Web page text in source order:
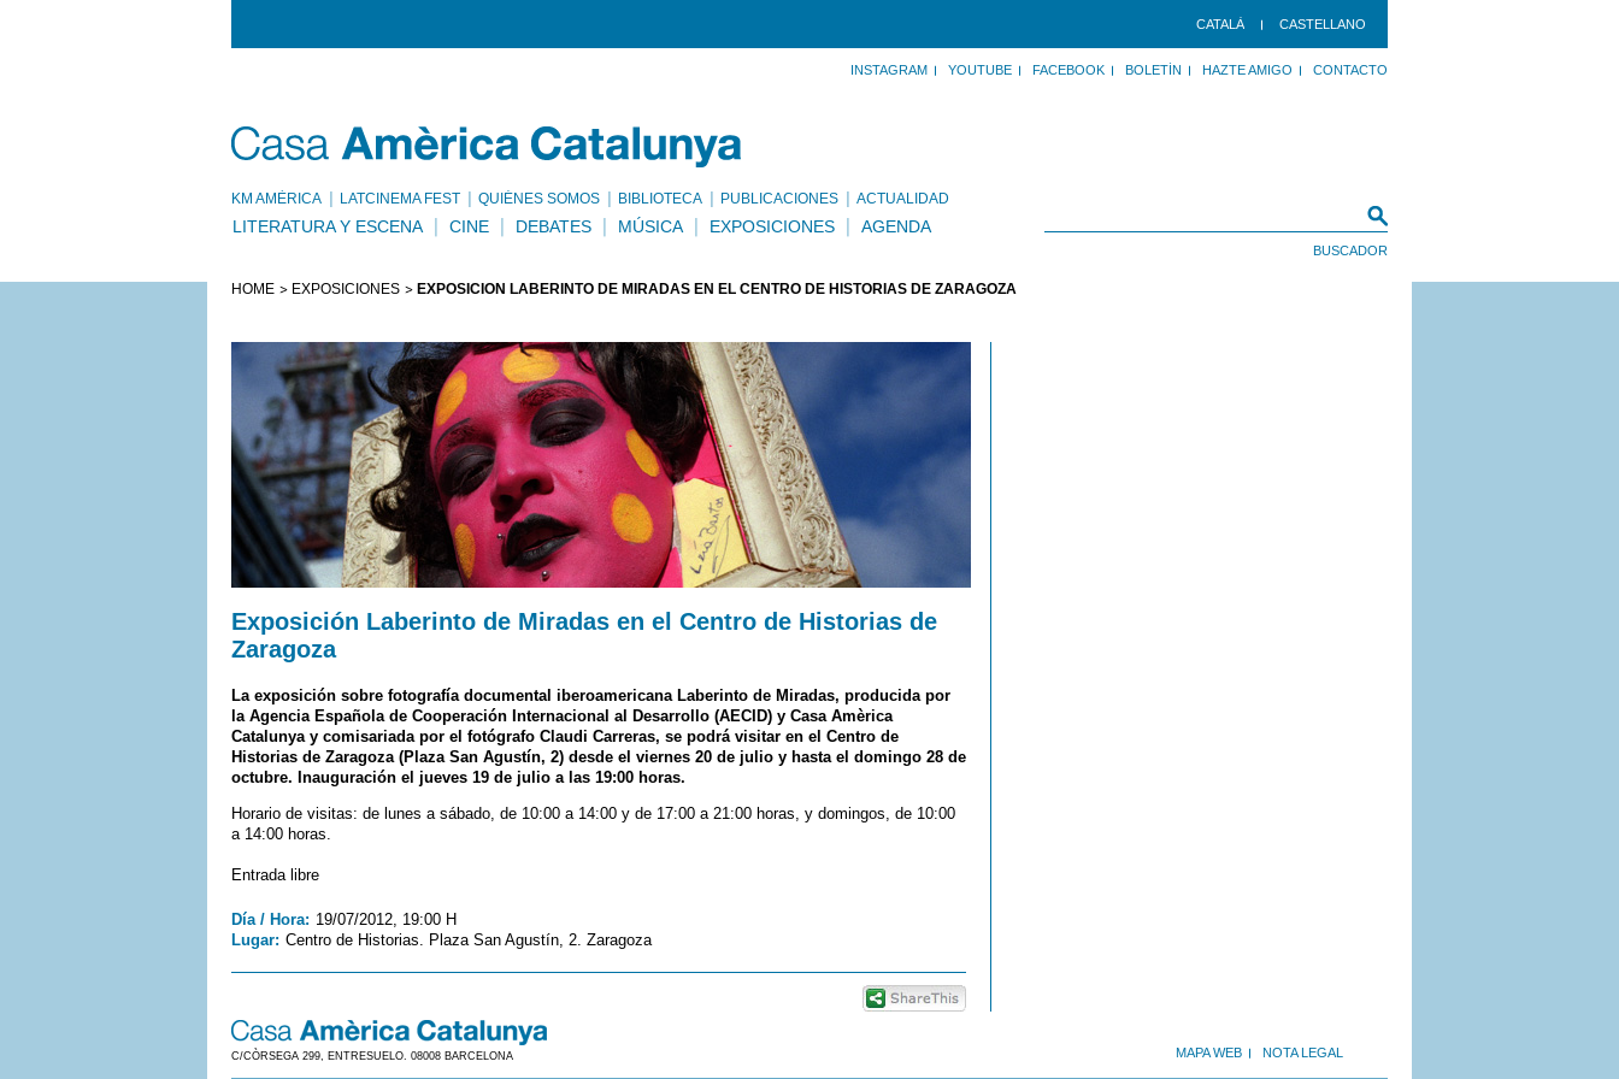
CATALÀ CASTELLANO
INSTAGRAM YOUTUBE FACEBOOK BOLETÍN HAZTE AMIGO CONTACTO
KM AMÈRICA LATCINEMA FEST QUIÉNES SOMOS BIBLIOTECA PUBLICACIONES ACTUALIDAD
LITERATURA Y ESCENA CINE DEBATES MÚSICA EXPOSICIONES AGENDA
HOME EXPOSICIONES EXPOSICIÓN LABERINTO DE MIRADAS EN EL CENTRO DE HISTORIAS DE ZARAGOZA
Exposición Laberinto de Miradas en el Centro de Historias de
Zaragoza
La exposición sobre fotografía documental iberoamericana Laberinto de Miradas, producida por
la Agencia Española de Cooperación Internacional al Desarrollo (AECID) y Casa Amèrica
Catalunya y comisariada por el fotógrafo Claudi Carreras, se podrá visitar en el Centro de
Historias de Zaragoza (Plaza San Agustín, 2) desde el viernes 20 de julio y hasta el domingo 28 de
octubre. Inauguración el jueves 19 de julio a las 19:00 horas.
Horario de visitas: de lunes a sábado, de 10:00 a 14:00 y de 17:00 a 21:00 horas, y domingos, de 10:00
a 14:00 horas.
Entrada libre
Día / Hora: 19/07/2012, 19:00 H
Lugar: Centro de Historias. Plaza San Agustín, 2. Zaragoza
MAPA WEB NOTA LEGAL
C/CÒRSEGA 299, ENTRESUELO. 08008 BARCELONA